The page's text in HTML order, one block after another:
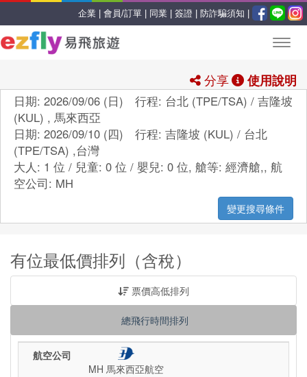
企業 | 會員/訂單 | 同業 | 簽證 | 防詐騙須知 |
分享 使用說明
日期: 2026/09/06 (日) 行程: 台北 (TPE/TSA) / 吉隆坡
(KUL) , 馬來西亞
日期: 2026/09/10 (四) 行程: 吉隆坡 (KUL) / 台北
(TPE/TSA) ,台灣
大人: 1 位 / 兒童: 0 位 / 嬰兒: 0 位, 艙等: 經濟艙,, 航
空公司: MH
變更搜尋條件
有位最低價排列（含稅）
票價高低排列
總飛行時間排列
航空公司
MH 馬來西亞航空